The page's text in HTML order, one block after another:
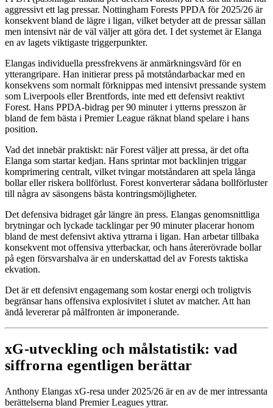
aggressivt ett lag pressar. Nottingham Forests PPDA för 2025/26 är
konsekvent bland de lägre i ligan, vilket betyder att de pressar sällan
men intensivt när de väl väljer att göra det. I det systemet är Elanga
en av lagets viktigaste triggerpunkter.
Elangas individuella pressfrekvens är anmärkningsvärd för en
ytterangripare. Han initierar press på motståndarbackar med en
konsekvens som normalt förknippas med intensivt pressande system
som Liverpools eller Brentfords, inte med ett defensivt reaktivt
Forest. Hans PPDA-bidrag per 90 minuter i ytterns presszon är
bland de fem bästa i Premier League räknat bland spelare i hans
position.
Vad det innebär praktiskt: när Forest väljer att pressa, är det ofta
Elanga som startar kedjan. Hans sprintar mot backlinjen triggar
komprimering centralt, vilket tvingar motståndaren att spela långa
bollar eller riskera bollförlust. Forest konverterar sådana bollförluster
till några av säsongens bästa kontringsmöjligheter.
Det defensiva bidraget går längre än press. Elangas genomsnittliga
brytningar och lyckade tacklingar per 90 minuter placerar honom
bland de mest defensivt aktiva yttrarna i ligan. Han arbetar tillbaka
konsekvent mot offensiva ytterbackar, och hans återerövrade bollar
på egen försvarshalva är en underskattad del av Forests taktiska
ekvation.
Det är ett defensivt engagemang som kostar energi och troligtvis
begränsar hans offensiva explosivitet i slutet av matcher. Att han
ändå levererar på målfronten är imponerande.
xG-utveckling och målstatistik: vad
siffrorna egentligen berättar
Anthony Elangas xG-resa under 2025/26 är en av de mer intressanta
berättelserna bland Premier Leagues yttrar.